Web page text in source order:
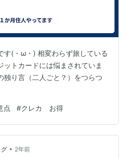
す(・ω・) 相変わらず旅している
ットカードには悩まされていま
独り言（二人ごと？）をつらつ
点 #クレカ お得
• 2年前